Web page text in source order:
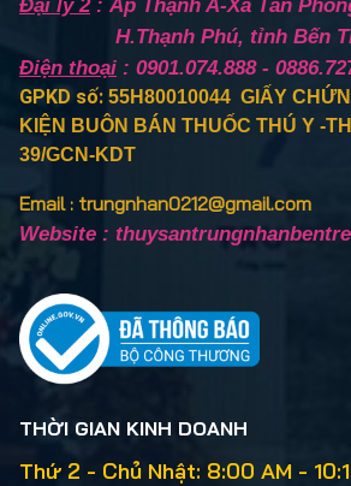
Đại lý 2: Ấp Thạnh A-Xã Tân
H.Thạnh Phú, tỉnh Bến
Điện thoại : 0901.074.888 -
GPKD số: 55H80010044 GIẤY
KIỆN BUÔN BÁN THUỐC THÚ Y -
39/GCN-KDT
Email : trungnhan0212@gmail.com
Website :
THỜI GIAN KINH DOANH
Thứ 2 - Chủ Nhật: 8:00 AM -